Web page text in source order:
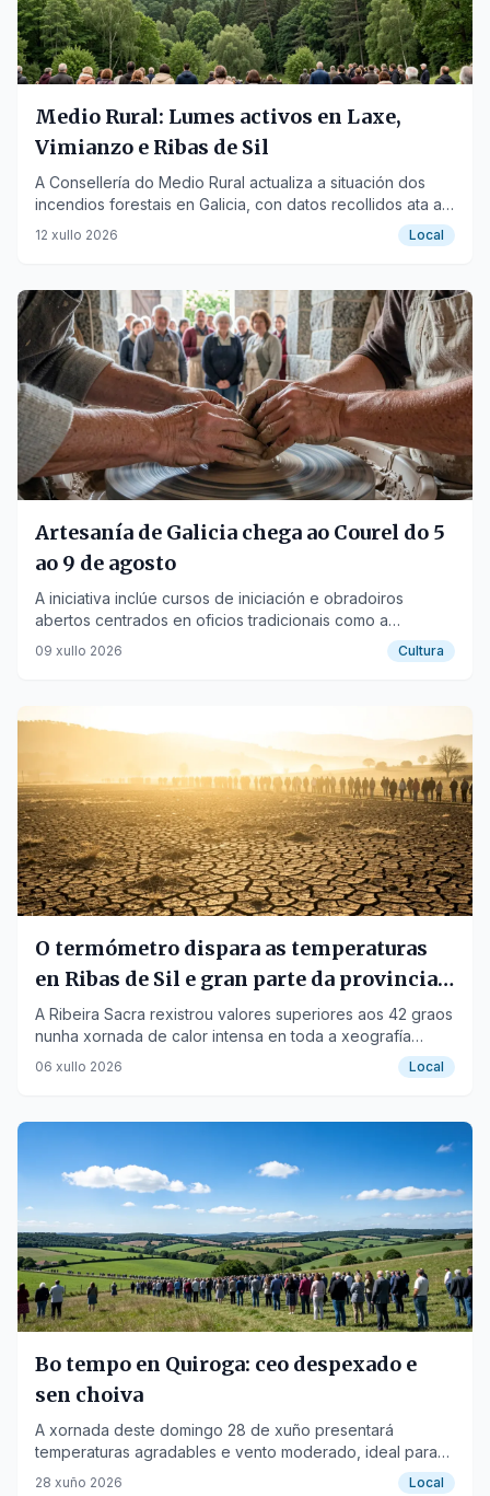
Medio Rural: Lumes activos en Laxe,
Vimianzo e Ribas de Sil
A Consellería do Medio Rural actualiza a situación dos
incendios forestais en Galicia, con datos recollidos ata as
08:30h de hoxe.
12 xullo 2026 Local
Artesanía de Galicia chega ao Courel do 5
ao 9 de agosto
A iniciativa inclúe cursos de iniciación e obradoiros
abertos centrados en oficios tradicionais como a
cerámica, ourivería e ebanistería.
09 xullo 2026 Cultura
O termómetro dispara as temperaturas
en Ribas de Sil e gran parte da provincia
de Lugo
A Ribeira Sacra rexistrou valores superiores aos 42 graos
nunha xornada de calor intensa en toda a xeografía
lucense.
06 xullo 2026 Local
Bo tempo en Quiroga: ceo despexado e
sen choiva
A xornada deste domingo 28 de xuño presentará
temperaturas agradables e vento moderado, ideal para
actividades ao aire libre.
28 xuño 2026 Local